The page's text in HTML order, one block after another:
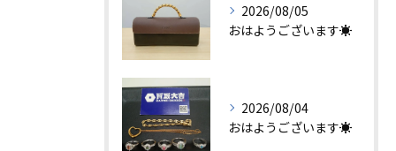
2026/08/05
おはようございます☀
2026/08/04
おはようございます☀